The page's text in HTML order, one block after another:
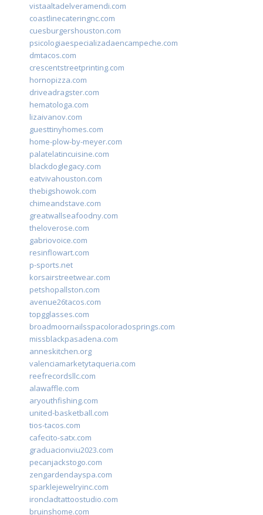
vistaaltadelveramendi.com
coastlinecateringnc.com
cuesburgershouston.com
psicologiaespecializadaencampeche.com
dmtacos.com
crescentstreetprinting.com
hornopizza.com
driveadragster.com
hematologa.com
lizaivanov.com
guesttinyhomes.com
home-plow-by-meyer.com
palatelatincuisine.com
blackdoglegacy.com
eatvivahouston.com
thebigshowok.com
chimeandstave.com
greatwallseafoodny.com
theloverose.com
gabriovoice.com
resinflowart.com
p-sports.net
korsairstreetwear.com
petshopallston.com
avenue26tacos.com
topgglasses.com
broadmoornailsspacoloradosprings.com
missblackpasadena.com
anneskitchen.org
valenciamarketytaqueria.com
reefrecordsllc.com
alawaffle.com
aryouthfishing.com
united-basketball.com
tios-tacos.com
cafecito-satx.com
graduacionviu2023.com
pecanjackstogo.com
zengardendayspa.com
sparklejewelryinc.com
ironcladtattoostudio.com
bruinshome.com